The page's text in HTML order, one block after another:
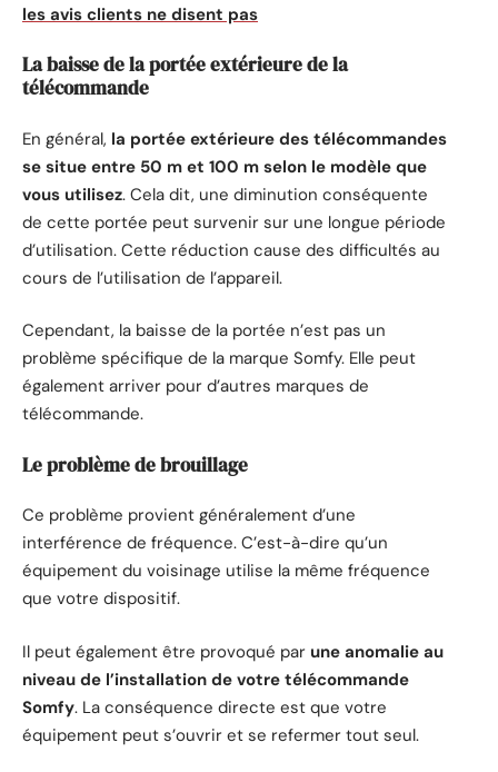
les avis clients ne disent pas
La baisse de la portée extérieure de la
télécommande
En général, la portée extérieure des télécommandes
se situe entre 50 m et 100 m selon le modèle que
vous utilisez. Cela dit, une diminution conséquente
de cette portée peut survenir sur une longue période
d’utilisation. Cette réduction cause des difficultés au
cours de l’utilisation de l’appareil.
Cependant, la baisse de la portée n’est pas un
problème spécifique de la marque Somfy. Elle peut
également arriver pour d’autres marques de
télécommande.
Le problème de brouillage
Ce problème provient généralement d’une
interférence de fréquence. C’est-à-dire qu’un
équipement du voisinage utilise la même fréquence
que votre dispositif.
Il peut également être provoqué par une anomalie au
niveau de l’installation de votre télécommande
Somfy. La conséquence directe est que votre
équipement peut s’ouvrir et se refermer tout seul.